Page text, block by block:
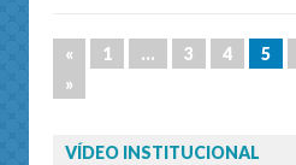
« 1 … 3 4 5
»
VÍDEO INSTITUCIONAL